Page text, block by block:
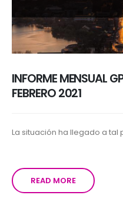
INFORME MENSUAL
FEBRERO 2021
La situación ha llegado a tal
READ MORE